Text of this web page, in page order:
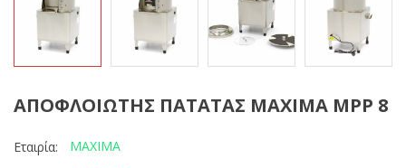
ΑΠΟΦΛΟΙΩΤΗΣ ΠΑΤΑΤΑΣ MAXIMA MPP 8
Εταιρία:
MAXIMA